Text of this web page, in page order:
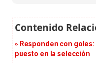
Responden con
puesto en la selección